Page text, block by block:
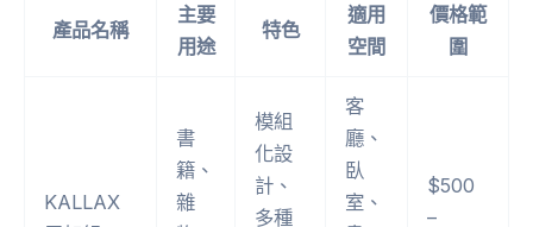
產品名稱
主要
用途
特色
適用
空間
價格範
圍
KALLAX
書
籍、
雜
模組
化設
計、
多種
客
廳、
臥
室、
$500
–